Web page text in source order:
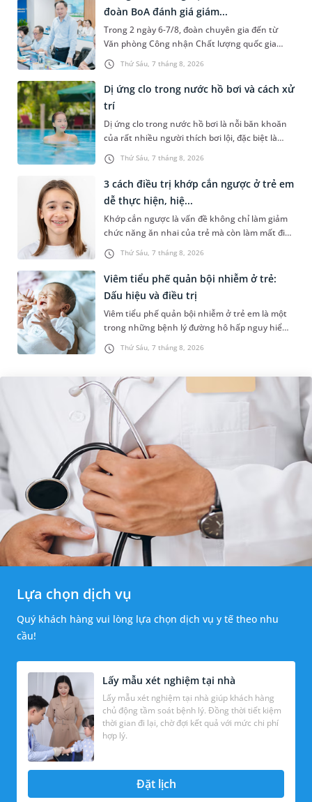
Thứ Sáu, 7 tháng 8, 2026
đoàn BoA đánh giá giám...
Trong 2 ngày 6-7/8, đoàn chuyên gia đến từ
Văn phòng Công nhận Chất lượng quốc gia
(BoA) đã ghi nhận và đánh giá cao nỗ lực duy trì
hệ thống quản lý chất lượ...
Thứ Sáu, 7 tháng 8, 2026
Dị ứng clo trong nước hồ bơi và cách xử
trí
Dị ứng clo trong nước hồ bơi là nỗi băn khoăn
của rất nhiều người thích bơi lội, đặc biệt là
những trường hợp thường xuyên bơi ở những
hồ bơi nhân tạo. Bài v...
Thứ Sáu, 7 tháng 8, 2026
3 cách điều trị khớp cắn ngược ở trẻ em
dễ thực hiện, hiệ...
Khớp cắn ngược là vấn đề không chỉ làm giảm
chức năng ăn nhai của trẻ mà còn làm mất đi
sự cân đối của khuôn mặt. Do đó, cần khắc
phục sớm tình trạng này để...
Thứ Sáu, 7 tháng 8, 2026
Viêm tiểu phế quản bội nhiễm ở trẻ:
Dấu hiệu và điều trị
Viêm tiểu phế quản bội nhiễm ở trẻ em là một
trong những bệnh lý đường hô hấp nguy hiểm,
thường bùng phát vào thời điểm giao mùa. Khi
những tổn thương ban đầ...
Lựa chọn dịch vụ
Quý khách hàng vui lòng lựa chọn dịch vụ y tế theo nhu
cầu!
Lấy mẫu xét nghiệm tại nhà
Lấy mẫu xét nghiệm tại nhà giúp khách hàng
chủ động tầm soát bệnh lý. Đồng thời tiết kiệm
thời gian đi lại, chờ đợi kết quả với mức chi phí
hợp lý.
Đặt lịch